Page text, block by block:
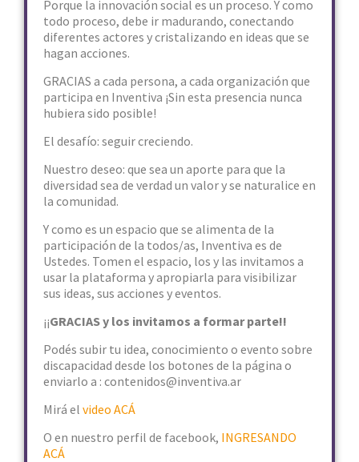
Porque la innovación social es un proceso. Y como
todo proceso, debe ir madurando, conectando
diferentes actores y cristalizando en ideas que se
hagan acciones.
GRACIAS a cada persona, a cada organización que
participa en Inventiva ¡Sin esta presencia nunca
hubiera sido posible!
El desafío: seguir creciendo.
Nuestro deseo: que sea un aporte para que la
diversidad sea de verdad un valor y se naturalice en
la comunidad.
Y como es un espacio que se alimenta de la
participación de la todos/as, Inventiva es de
Ustedes. Tomen el espacio, los y las invitamos a
usar la plataforma y apropiarla para visibilizar
sus ideas, sus acciones y eventos.
¡¡GRACIAS y los invitamos a formar parte!!
Podés subir tu idea, conocimiento o evento sobre
discapacidad desde los botones de la página o
enviarlo a : contenidos@inventiva.ar
Mirá el video ACÁ
O en nuestro perfil de facebook, INGRESANDO
ACÁ